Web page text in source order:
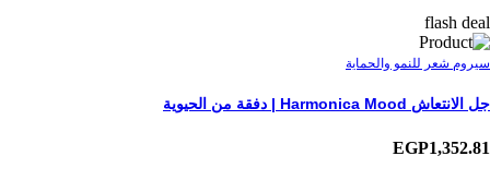
flash deal
سيروم شعر للنمو والحماية
جل الانتعاش Harmonica Mood | دفقة من الحيوية
EGP1,352.81